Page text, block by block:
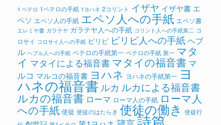
1 ペテロ 1ペテロの手紙 1ヨハネ 2コリント イザヤ イザヤ書 エ
ペソ エペソ人の手紙 エペソ人への手紙 エペソ書
エレミヤ書 ガラテヤ ガラテヤ人への手紙 コリント人への手紙第二 コ
ロサイ コロサイ人への手紙 ピリピ ピリピ人への手紙ヘブ
ル ヘブル人への手紙 ペテロの手紙第一 ペテロの手紙 第一 マタ
イ マタイによる福音書 マタイの福音書 マ
ルコ マルコの福音書 ヨハネ ヨハネの手紙第一 ヨ
ハネの福音書 ルカ ルカによる福音書
ルカの福音書 ローマ ローマ人の手紙 ローマ人
への手紙 使徒 使徒のはたらき 使徒の働き 使徒行
詩篇